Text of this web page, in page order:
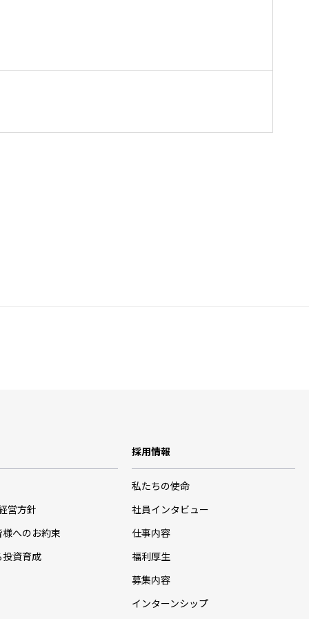
営方針
へのお約束
資育成
採用情報
私たちの使命
社員インタビュー
仕事内容
福利厚生
募集内容
インターンシップ